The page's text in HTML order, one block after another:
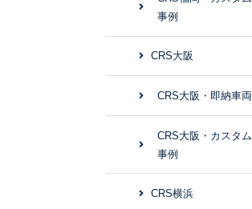
事例
CRS大阪
CRS大阪・即納車両
CRS大阪・カスタム
事例
CRS横浜